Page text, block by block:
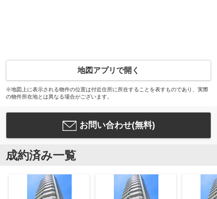
地図アプリで開く
※地図上に表示される物件の位置は付近住所に所在することを表すものであり、実際
の物件所在地とは異なる場合がございます。
お問い合わせ(無料)
成約済み一覧